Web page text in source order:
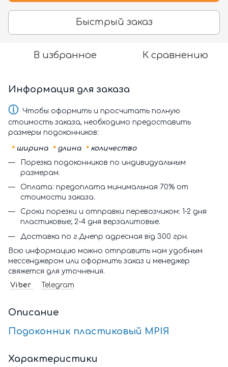
Быстрый заказ
В избранное К сравнению
Информация для заказа
ⓘ Чтобы оформить и просчитать полную
стоимость заказа, необходимо предоставить
размеры подоконников:
•ширина •длина •количество
Порезка подоконников по индивидуальным
размерам.
Оплата: предоплата минимальная 70% от
стоимости заказа.
Сроки порезки и отправки перевозчиком: 1-2 дня
пластиковые; 2-4 дня верзалитовые.
Доставка по г.Днепр адресная від 300 грн.
Всю информацию можно отправить нам удобным
мессенджером или оформить заказ и менеджер
свяжется для уточнения.
Viber
Telegram
Описание
Подоконник пластиковый МРІЯ
Характеристики